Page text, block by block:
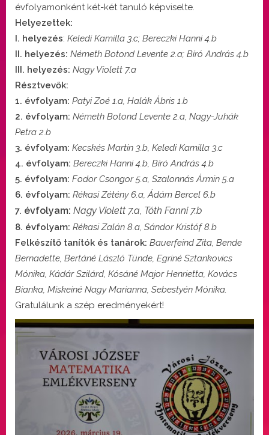
évfolyamonként két-két tanuló képviselte.
Helyezettek:
I. helyezés: Keledi Kamilla 3.c; Bereczki Hanni 4.b
II. helyezés: Németh Botond Levente 2.a; Bíró András 4.b
III. helyezés: Nagy Violett 7.a
Résztvevők:
1. évfolyam: Patyi Zoé 1.a, Halák Ábris 1.b
2. évfolyam: Németh Botond Levente 2.a, Nagy-Juhák
Petra 2.b
3. évfolyam: Kecskés Martin 3.b, Keledi Kamilla 3.c
4. évfolyam: Bereczki Hanni 4.b, Bíró András 4.b
5. évfolyam: Fodor Csongor 5.a, Szalonnás Ármin 5.a
6. évfolyam: Rékasi Zétény 6.a, Ádám Bercel 6.b
7. évfolyam: Nagy Violett 7.a, Tóth Fanni 7.b
8. évfolyam: Rékasi Zalán 8.a, Sándor Kristóf 8.b
Felkészítő tanítók és tanárok: Bauerfeind Zita, Bende
Bernadette, Bertáné László Tünde, Egriné Sztankovics
Mónika, Kádár Szilárd, Kósáné Major Henrietta, Kovács
Bianka, Miskeiné Nagy Marianna, Sebestyén Mónika.
Gratulálunk a szép eredményekért!